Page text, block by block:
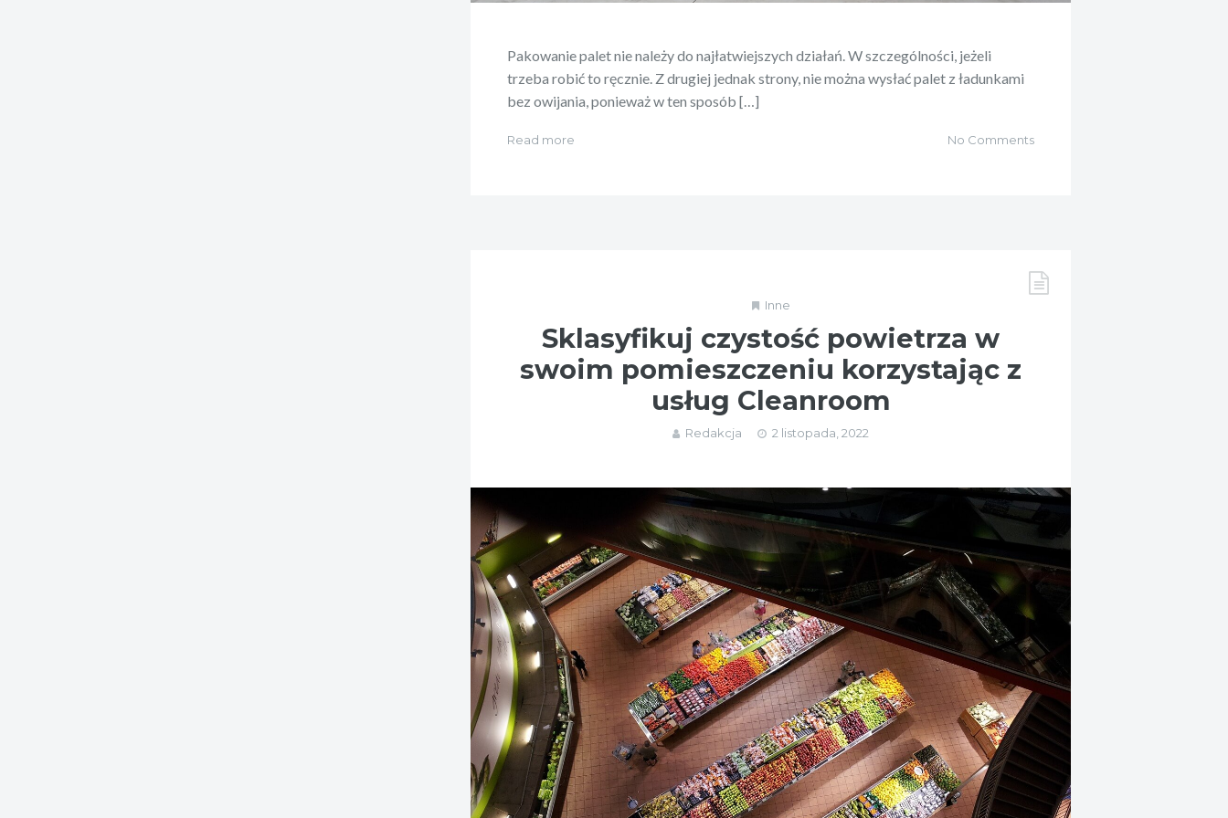
Pakowanie palet nie należy do najłatwiejszych działań. W szczególności, jeżeli
trzeba robić to ręcznie. Z drugiej jednak strony, nie można wysłać palet z ładunkami
bez owijania, ponieważ w ten sposób […]
Read more No Comments
Inne
Sklasyfikuj czystość powietrza w
swoim pomieszczeniu korzystając z
usług Cleanroom
Redakcja 2 listopada, 2022